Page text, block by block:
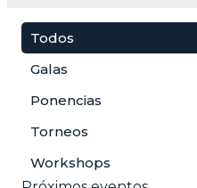
Todos
Galas
Ponencias
Torneos
Workshops